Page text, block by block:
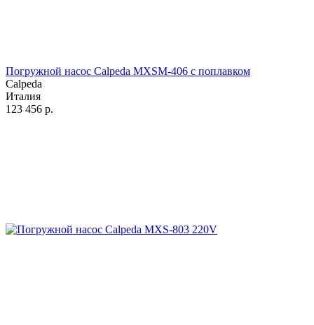
Погружной насос Calpeda MXSM-406 с поплавком
Calpeda
Италия
123 456 р.